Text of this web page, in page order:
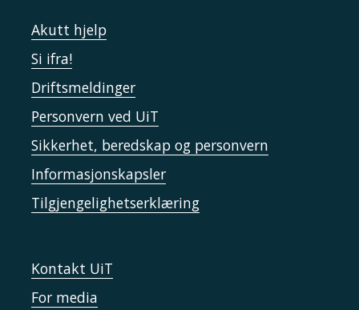
Akutt hjelp
Si ifra!
Driftsmeldinger
Personvern ved UiT
Sikkerhet, beredskap og personvern
Informasjonskapsler
Tilgjengelighetserklæring
Kontakt UiT
For media